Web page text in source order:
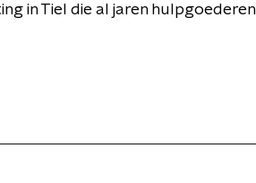
in Tiel die al jaren hulpgoederen